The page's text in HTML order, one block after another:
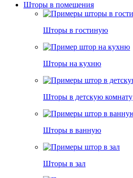
Шторы в помещения
Шторы в гостиную
Шторы на кухню
Шторы в детскую комнату
Шторы в ванную
Шторы в зал